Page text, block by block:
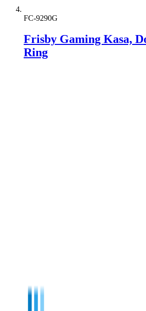
FC-9290G
Frisby Gaming Kasa,
Ring